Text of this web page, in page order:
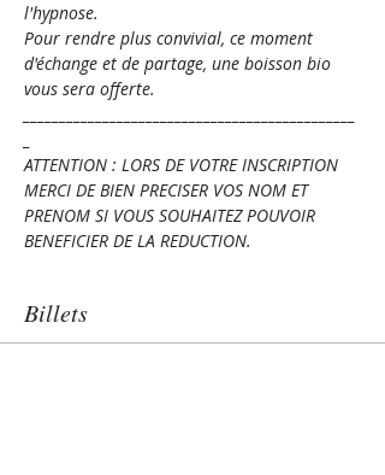
l'hypnose.
Pour rendre plus convivial, ce moment
d'échange et de partage, une boisson bio
vous sera offerte.
ATTENTION : LORS DE VOTRE INSCRIPTION
MERCI DE BIEN PRECISER VOS NOM ET
PRENOM SI VOUS SOUHAITEZ POUVOIR
BENEFICIER DE LA REDUCTION.
Billets